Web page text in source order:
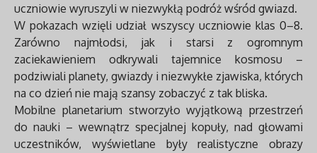
uczniowie wyruszyli w niezwykłą podróż wśród gwiazd.
W pokazach wzięli udział wszyscy uczniowie klas 0–8.
Zarówno najmłodsi, jak i starsi z ogromnym
zaciekawieniem odkrywali tajemnice kosmosu –
podziwiali planety, gwiazdy i niezwykłe zjawiska, których
na co dzień nie mają szansy zobaczyć z tak bliska.
Mobilne planetarium stworzyło wyjątkową przestrzeń
do nauki – wewnątrz specjalnej kopuły, nad głowami
uczestników, wyświetlane były realistyczne obrazy